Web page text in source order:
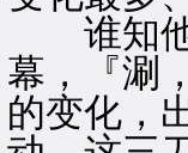
谁知他
幕，『涮
的变化，